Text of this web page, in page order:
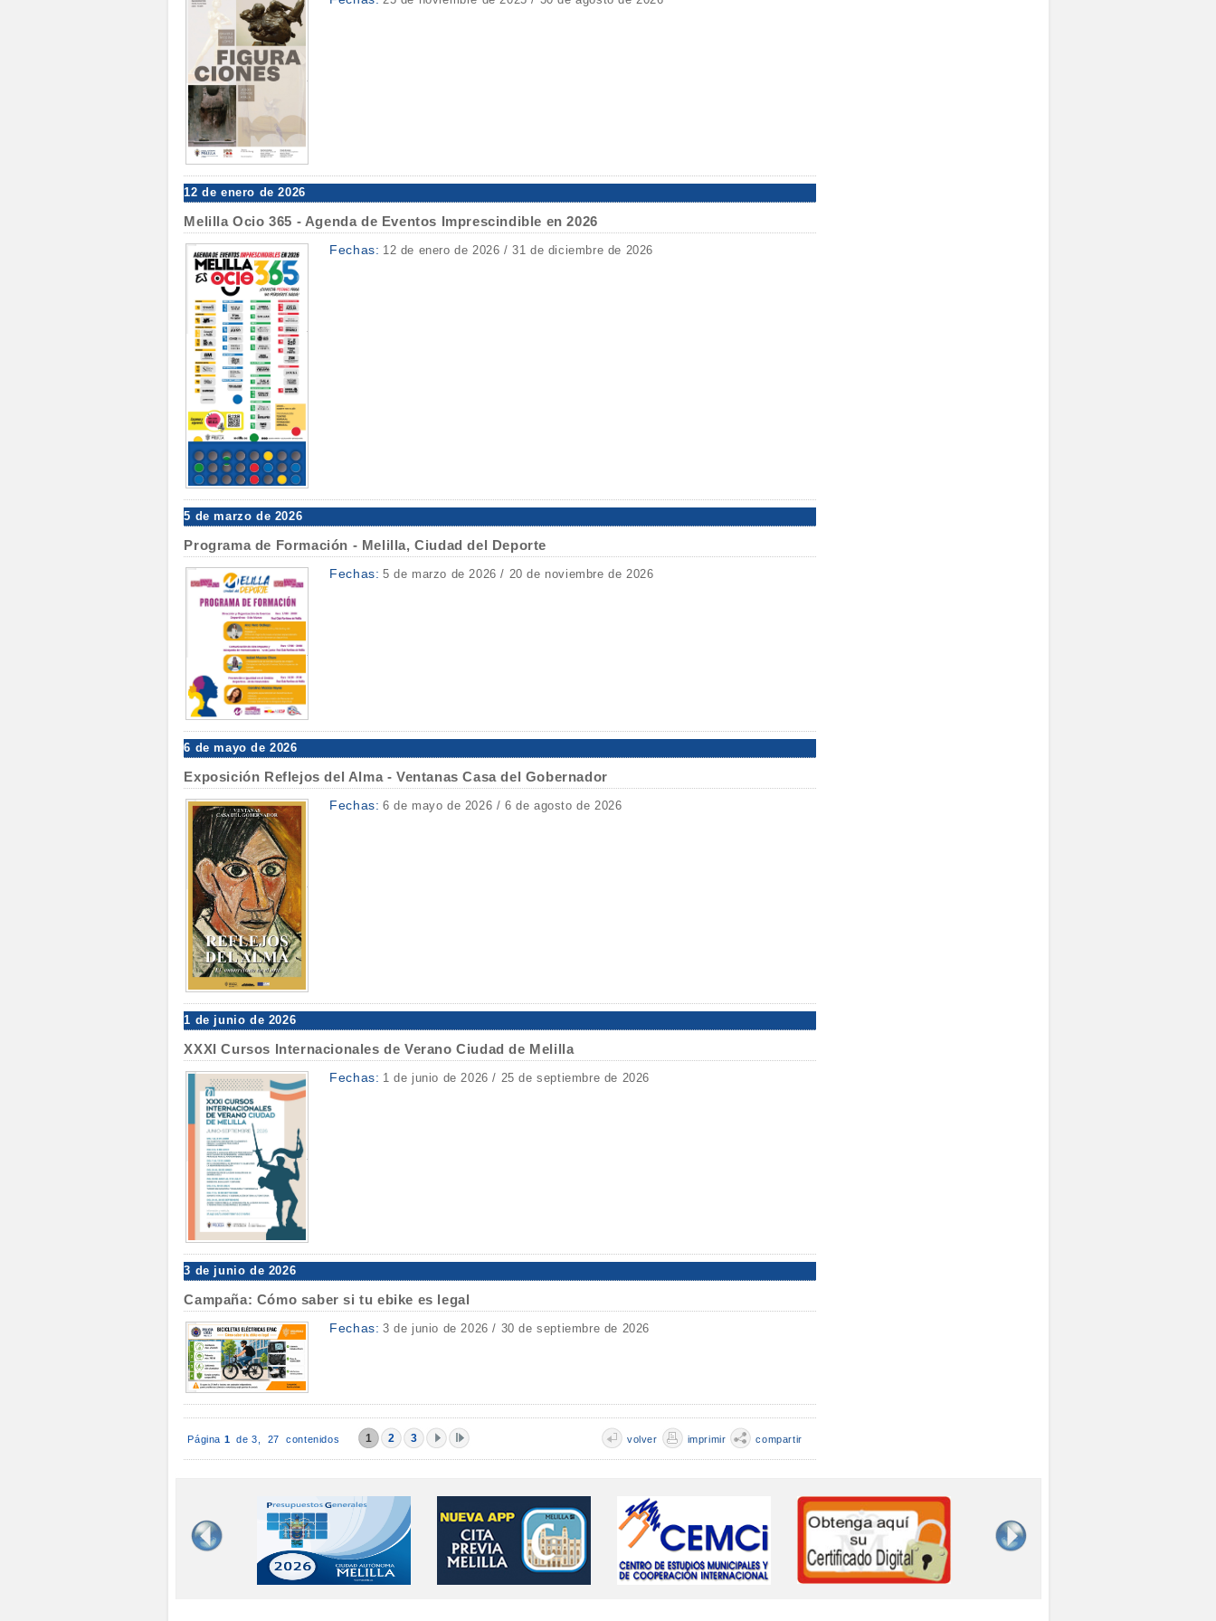
12 de enero de 2026
Melilla Ocio 365 - Agenda de Eventos Imprescindible en 2026
Fechas: 12 de enero de 2026 / 31 de diciembre de 2026
5 de marzo de 2026
Programa de Formación - Melilla, Ciudad del Deporte
Fechas: 5 de marzo de 2026 / 20 de noviembre de 2026
6 de mayo de 2026
Exposición Reflejos del Alma - Ventanas Casa del Gobernador
Fechas: 6 de mayo de 2026 / 6 de agosto de 2026
1 de junio de 2026
XXXI Cursos Internacionales de Verano Ciudad de Melilla
Fechas: 1 de junio de 2026 / 25 de septiembre de 2026
3 de junio de 2026
Campaña: Cómo saber si tu ebike es legal
Fechas: 3 de junio de 2026 / 30 de septiembre de 2026
Página 1 de 3, 27 contenidos 1 2 3 volver imprimir compartir